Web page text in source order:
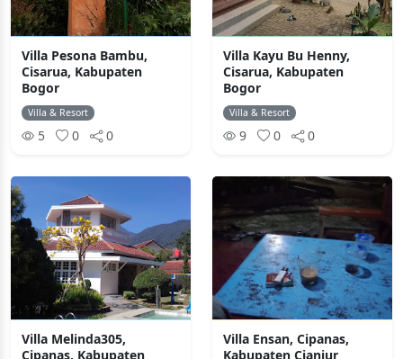
Villa Pesona Bambu,
Cisarua, Kabupaten
Bogor
Villa & Resort
5 0 0
Villa Kayu Bu Henny,
Cisarua, Kabupaten
Bogor
Villa & Resort
9 0 0
Villa Melinda305,
Cipanas, Kabupaten
Villa Ensan, Cipanas,
Kabupaten Cianjur